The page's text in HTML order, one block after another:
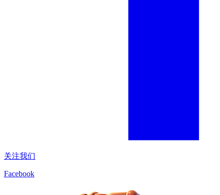
关注我们
Facebook